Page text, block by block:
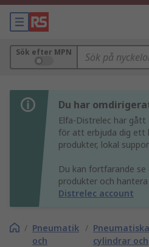
Sök efter MPN
Du har
Elfa-Distrelec har gått
för att erbjuda dig ett
produkter, lokal
Du kan fortfarande
produkter och
Distrelec account
/ Pneumatik
och
/ Pneumatiska
cylindrar och